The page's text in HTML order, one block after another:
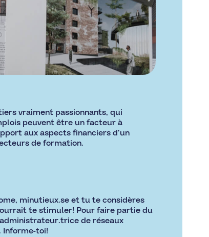
vraiment passionnants, qui
peuvent être un facteur à
aux aspects financiers d’un
de formation.
minutieux.se et tu te considères
te stimuler! Pour faire partie du
de réseaux
toi!